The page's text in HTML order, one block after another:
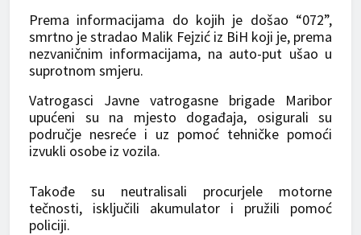
Prema informacijama do kojih je došao “072”,
smrtno je stradao Malik Fejzić iz BiH koji je, prema
nezvaničnim informacijama, na auto-put ušao u
suprotnom smjeru.
Vatrogasci Javne vatrogasne brigade Maribor
upućeni su na mjesto događaja, osigurali su
područje nesreće i uz pomoć tehničke pomoći
izvukli osobe iz vozila.
Takođe su neutralisali procurjele motorne
tečnosti, isključili akumulator i pružili pomoć
policiji.